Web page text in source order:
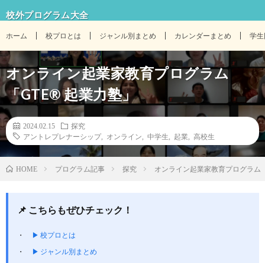
校外プログラム大全
ホーム 校プロとは ジャンル別まとめ カレンダーまとめ 学
オンライン起業家教育プログラム
「GTE® 起業力塾」
2024.02.15
探究
アントレプレナーシップ, オンライン 中学生 起業 高校生
HOME プログラム記事 探究 オンライン起業家教育プログラム
📌 こちらもぜひチェック！
▶ 校プロとは
▶ ジャンル別まとめ